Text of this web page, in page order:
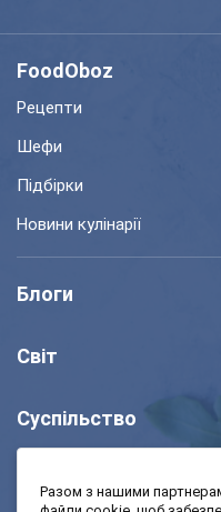
FoodOboz
Рецепти
Шефи
Підбірки
Новини кулінарії
Блоги
Світ
Суспільство
Разом з нашими